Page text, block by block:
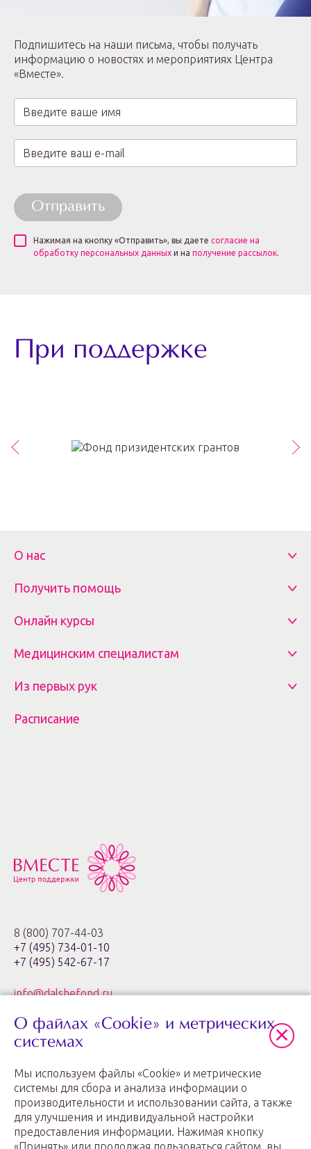
Подпишитесь на наши письма, чтобы получать
информацию о новостях и мероприятиях Центра
«Вместе».
Отправить
Нажимая на кнопку «Отправить», вы даете согласие на
обработку персональных данных и на получение рассылок.
При поддержке
8 (800) 707-44-03
+7 (495) 734-01-10
+7 (495) 542-67-17
info@dalshefond.ru
119285, г. Москва,
ул. Минская, 1г, корп. 3, офис ХХIa,
График работы: пн.-пт. с 11:00 до 20:00
О нас
Получить помощь
Онлайн курсы
Медицинским специалистам
Из первых рук
Расписание
О файлах «Cookie» и метрических
системах
Мы используем файлы «Cookie» и метрические
системы для сбора и анализа информации о
производительности и использовании сайта, а также
для улучшения и индивидуальной настройки
предоставления информации. Нажимая кнопку
«Принять» или продолжая пользоваться сайтом, вы